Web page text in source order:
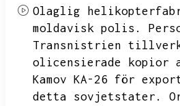
Olaglig
moldavisk polis.
Transnistrien
olicensierade kopior
Kamov KA-26 för
detta sovjetstater.